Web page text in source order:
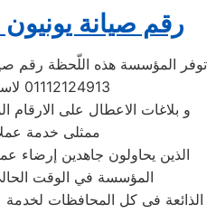
رقم صيانة
توفر المؤسسة هذه اللّحظة رقم
01112124913 لاستقبال تظلمات
ممثلى خدمة
المؤسسة في الوقت
الذائعة فى كل المحافظات لخدمة